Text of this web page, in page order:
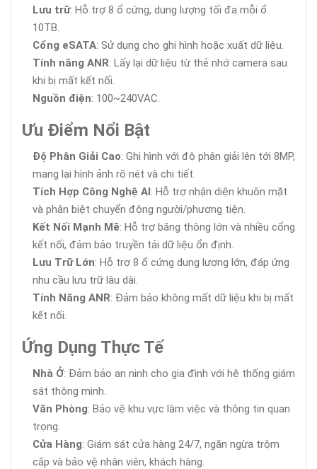
Lưu trữ: Hỗ trợ 8 ổ cứng, dung lượng tối đa mỗi ổ
10TB.
Cổng eSATA: Sử dụng cho ghi hình hoặc xuất dữ liệu.
Tính năng ANR: Lấy lại dữ liệu từ thẻ nhớ camera sau
khi bị mất kết nối.
Nguồn điện: 100~240VAC.
Ưu Điểm Nổi Bật
Độ Phân Giải Cao: Ghi hình với độ phân giải lên tới 8MP,
mang lại hình ảnh rõ nét và chi tiết.
Tích Hợp Công Nghệ AI: Hỗ trợ nhận diện khuôn mặt
và phân biệt chuyển động người/phương tiện.
Kết Nối Mạnh Mẽ: Hỗ trợ băng thông lớn và nhiều cổng
kết nối, đảm bảo truyền tải dữ liệu ổn định.
Lưu Trữ Lớn: Hỗ trợ 8 ổ cứng dung lượng lớn, đáp ứng
nhu cầu lưu trữ lâu dài.
Tính Năng ANR: Đảm bảo không mất dữ liệu khi bị mất
kết nối.
Ứng Dụng Thực Tế
Nhà Ở: Đảm bảo an ninh cho gia đình với hệ thống giám
sát thông minh.
Văn Phòng: Bảo vệ khu vực làm việc và thông tin quan
trọng.
Cửa Hàng: Giám sát cửa hàng 24/7, ngăn ngừa trộm
cắp và bảo vệ nhân viên, khách hàng.